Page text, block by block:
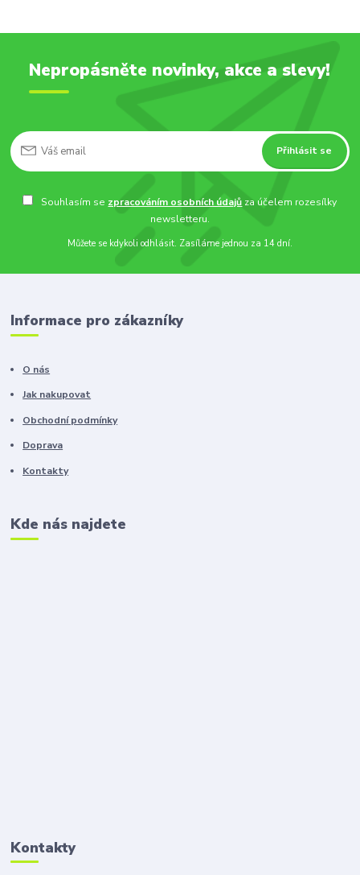
Nepropásněte novinky, akce a slevy!
Přihlásit se
Souhlasím se zpracováním osobních údajů za účelem rozesílky
newsletteru.
Můžete se kdykoli odhlásit. Zasíláme jednou za 14 dní.
Informace pro zákazníky
O nás
Jak nakupovat
Obchodní podmínky
Doprava
Kontakty
Kde nás najdete
Kontakty